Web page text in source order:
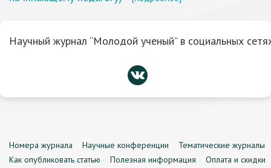
Научный журнал “Молодой ученый” в социальных
Номера журнала Научные конференции
Тематические журналы
Как опубликовать статью
Полезная информация
Оплата и скидки